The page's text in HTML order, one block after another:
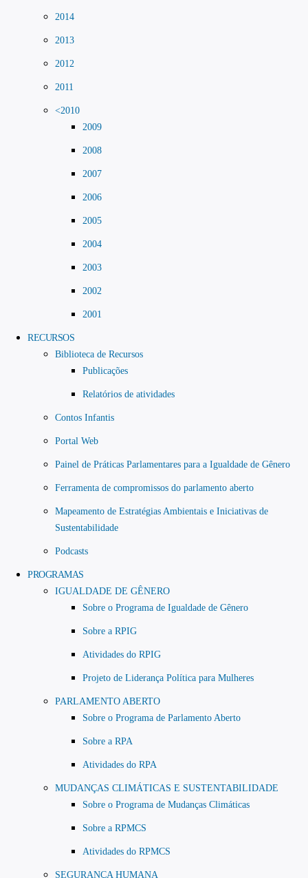
2014
2013
2012
2011
<2010
2009
2008
2007
2006
2005
2004
2003
2002
2001
RECURSOS
Biblioteca de Recursos
Publicações
Relatórios de atividades
Contos Infantis
Portal Web
Painel de Práticas Parlamentares para a Igualdade de Gênero
Ferramenta de compromissos do parlamento aberto
Mapeamento de Estratégias Ambientais e Iniciativas de
Sustentabilidade
Podcasts
PROGRAMAS
IGUALDADE DE GÊNERO
Sobre o Programa de Igualdade de Gênero
Sobre a RPIG
Atividades do RPIG
Projeto de Liderança Política para Mulheres
PARLAMENTO ABERTO
Sobre o Programa de Parlamento Aberto
Sobre a RPA
Atividades do RPA
MUDANÇAS CLIMÁTICAS E SUSTENTABILIDADE
Sobre o Programa de Mudanças Climáticas
Sobre a RPMCS
Atividades do RPMCS
SEGURANÇA HUMANA